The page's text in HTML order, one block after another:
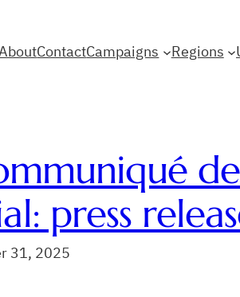
ContactCampaigns Regions
press
31, 2025